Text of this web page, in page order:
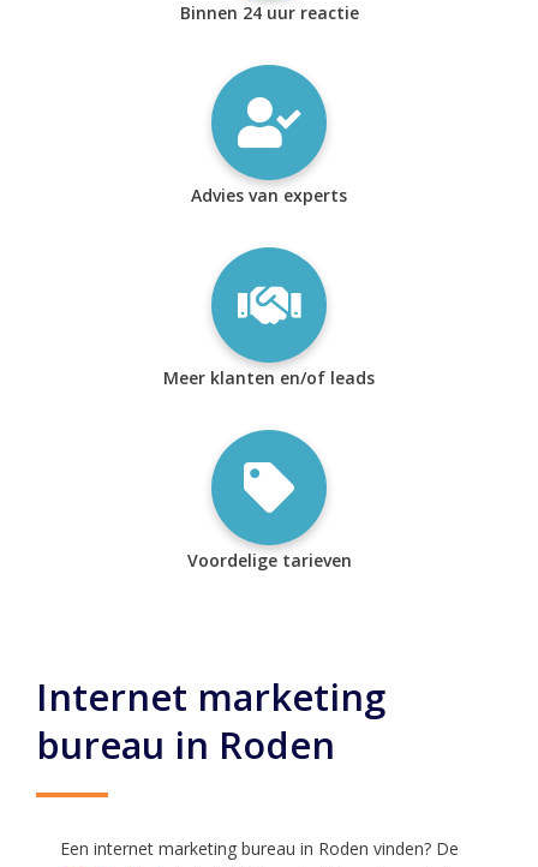
Binnen 24 uur reactie
Advies van experts
Meer klanten en/of leads
Voordelige tarieven
Internet marketing
bureau in Roden
Een internet marketing bureau in Roden vinden? De